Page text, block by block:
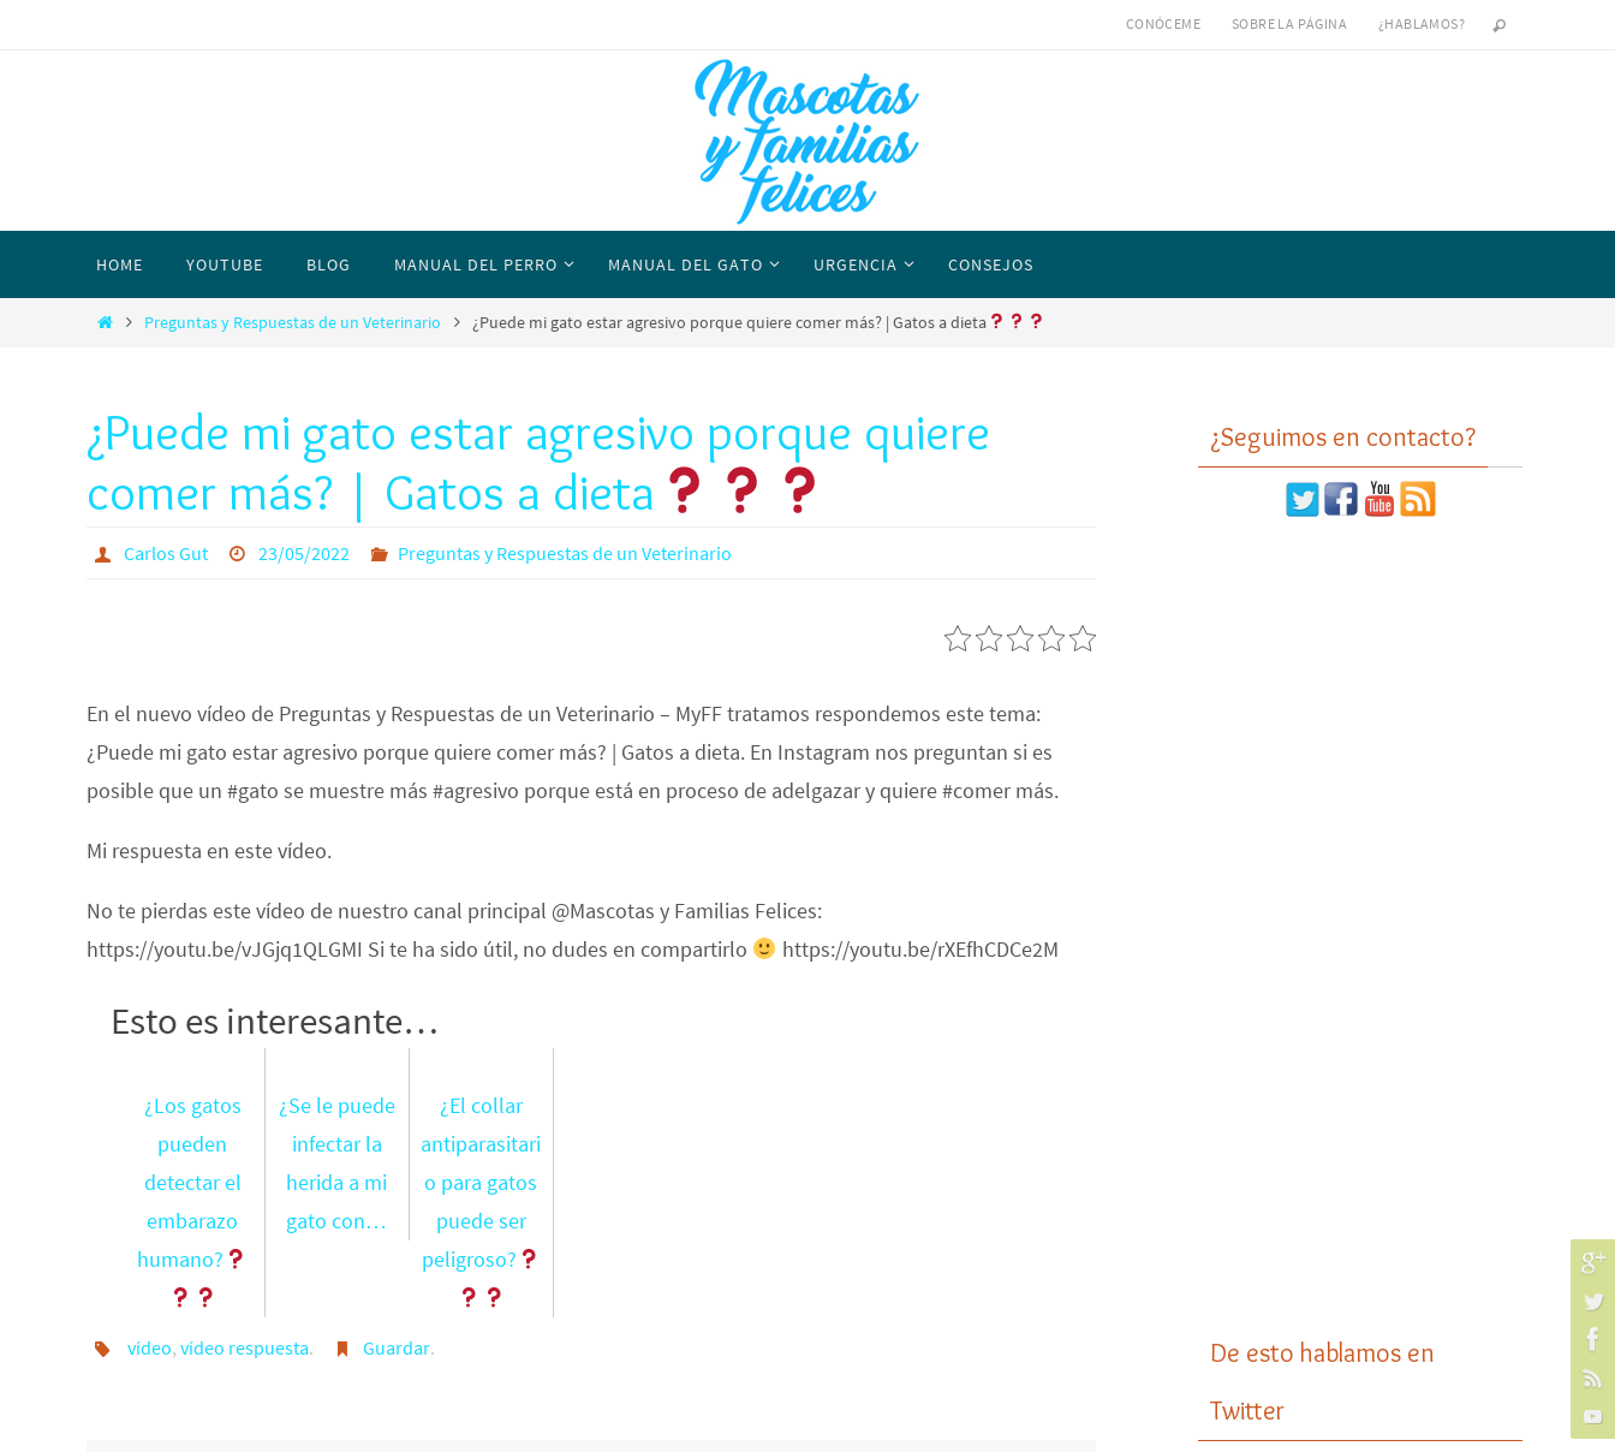
CONÓCEME SOBRE LA PÁGINA ¿HABLAMOS?
HOME YOUTUBE BLOG MANUAL DEL PERRO MANUAL DEL GATO URGENCIA CONSEJOS
Preguntas y Respuestas de un Veterinario ¿Puede mi gato estar agresivo porque quiere comer más? | Gatos a dieta
¿Puede mi gato estar agresivo porque quiere
comer más? | Gatos a dieta
Carlos Gut 23/05/2022 Preguntas y Respuestas de un Veterinario
En el nuevo vídeo de Preguntas y Respuestas de un Veterinario – MyFF tratamos respondemos este tema:
¿Puede mi gato estar agresivo porque quiere comer más? | Gatos a dieta. En Instagram nos preguntan si es
posible que un #gato se muestre más #agresivo porque está en proceso de adelgazar y quiere #comer más.
Mi respuesta en este vídeo.
No te pierdas este vídeo de nuestro canal principal @Mascotas y Familias Felices:
https://youtu.be/vJGjq1QLGMI Si te ha sido útil, no dudes en compartirlo
https://youtu.be/rXEfhCDCe2M
Esto es interesante…
¿Los gatos
pueden
detectar el
embarazo
humano?
¿Se le puede
infectar la
herida a mi
gato con…
¿El collar
antiparasitari
o para gatos
puede ser
peligroso?
vídeo, vídeo respuesta. Guardar.
¿Seguimos en contacto?
De esto hablamos en
Twitter